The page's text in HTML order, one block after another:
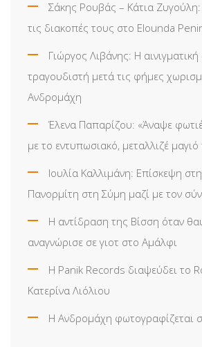
Σάκης Ρουβάς – Κάτια
τις διακοπές τους στο Elounda
Γιώργος Λιβάνης: Η
τραγουδιστή μετά τις φήμες
Ανδρομάχη
Έλενα Παπαρίζου: «Άναψε
με το εντυπωσιακό, μεταλλιζέ μαγιό
Ιουλία Καλλιμάνη: Επίσκεψη
Πανορμίτη στη Σύμη μαζί με τον
Η αντίδραση της Βίσση όταν
αναγνώρισε σε γιοτ στο Αμάλφι
Η Panik Records διαψεύδει το
Κατερίνα Λιόλιου
Η Ανδρομάχη φωτογραφίζεται